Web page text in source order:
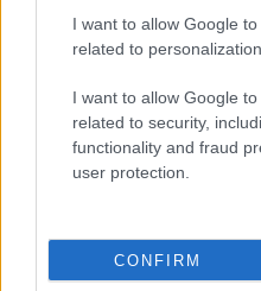
I want to allow Google
related to personalization.
I want to allow Google
related to security,
functionality and fraud
user protection.
CONFIRM